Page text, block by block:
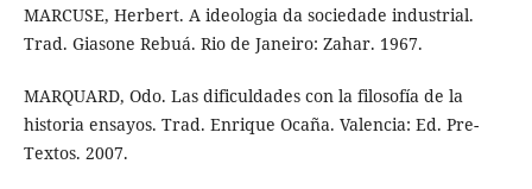
MARCUSE, Herbert. A ideologia da sociedade industrial.
Trad. Giasone Rebuá. Rio de Janeiro: Zahar. 1967.
MARQUARD, Odo. Las dificuldades con la filosofía de la
historia ensayos. Trad. Enrique Ocaña. Valencia: Ed. Pre-
Textos. 2007.